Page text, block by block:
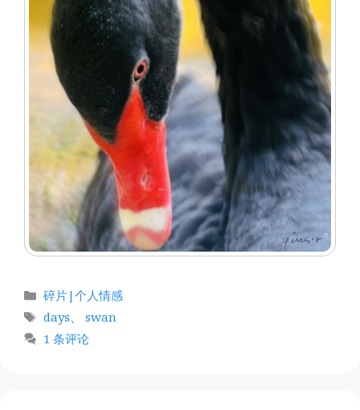
分
类
碎片|个人情感
标
签
days、 swan
1 条评论